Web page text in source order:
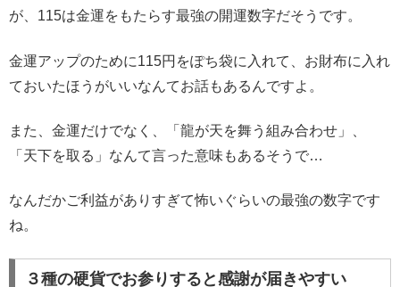
が、115は金運をもたらす最強の開運数字だそうです。
金運アップのために115円をぽち袋に入れて、お財布に入れ
ておいたほうがいいなんてお話もあるんですよ。
また、金運だけでなく、「龍が天を舞う組み合わせ」、
「天下を取る」なんて言った意味もあるそうで…
なんだかご利益がありすぎて怖いぐらいの最強の数字です
ね。
３種の硬貨でお参りすると感謝が届きやすい